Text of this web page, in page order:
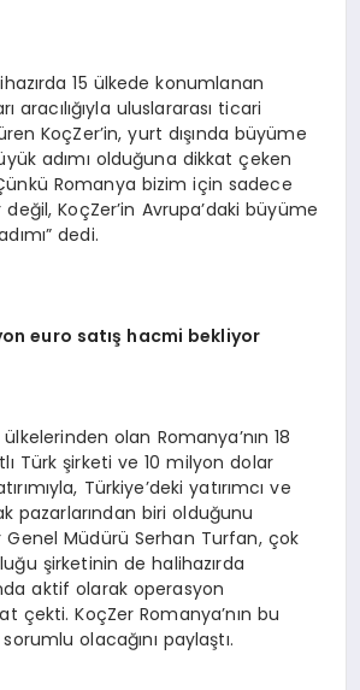
15 ülkede konumlanan
aracılığıyla uluslararası ticari
KoçZer’in, yurt dışında büyüme
adımı olduğuna dikkat çeken
Romanya bizim için sadece
KoçZer’in Avrupa’daki büyüme
dedi.
euro satış hacmi bekliyor
olan Romanya’nın 18
Türk şirketi ve 10 milyon dolar
Türkiye’deki yatırımcı ve
pazarlarından biri olduğunu
Genel Müdürü Serhan Turfan, çok
şirketinin de halihazırda
aktif olarak operasyon
çekti. KoçZer Romanya’nın bu
olacağını paylaştı.